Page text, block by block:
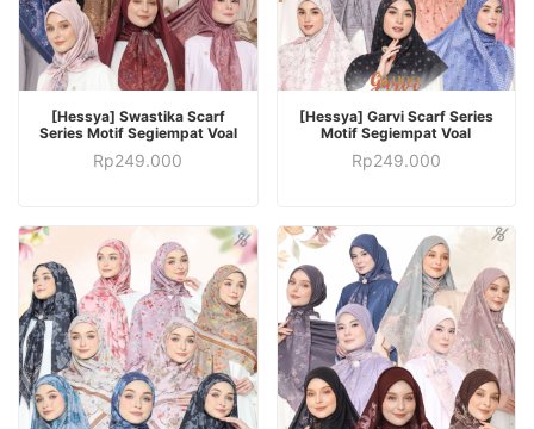
PILIH OPSI
[Hessya] Swastika Scarf
Series Motif Segiempat Voal
Rp249.000
PILIH OPSI
[Hessya] Garvi Scarf Series
Motif Segiempat Voal
Rp249.000